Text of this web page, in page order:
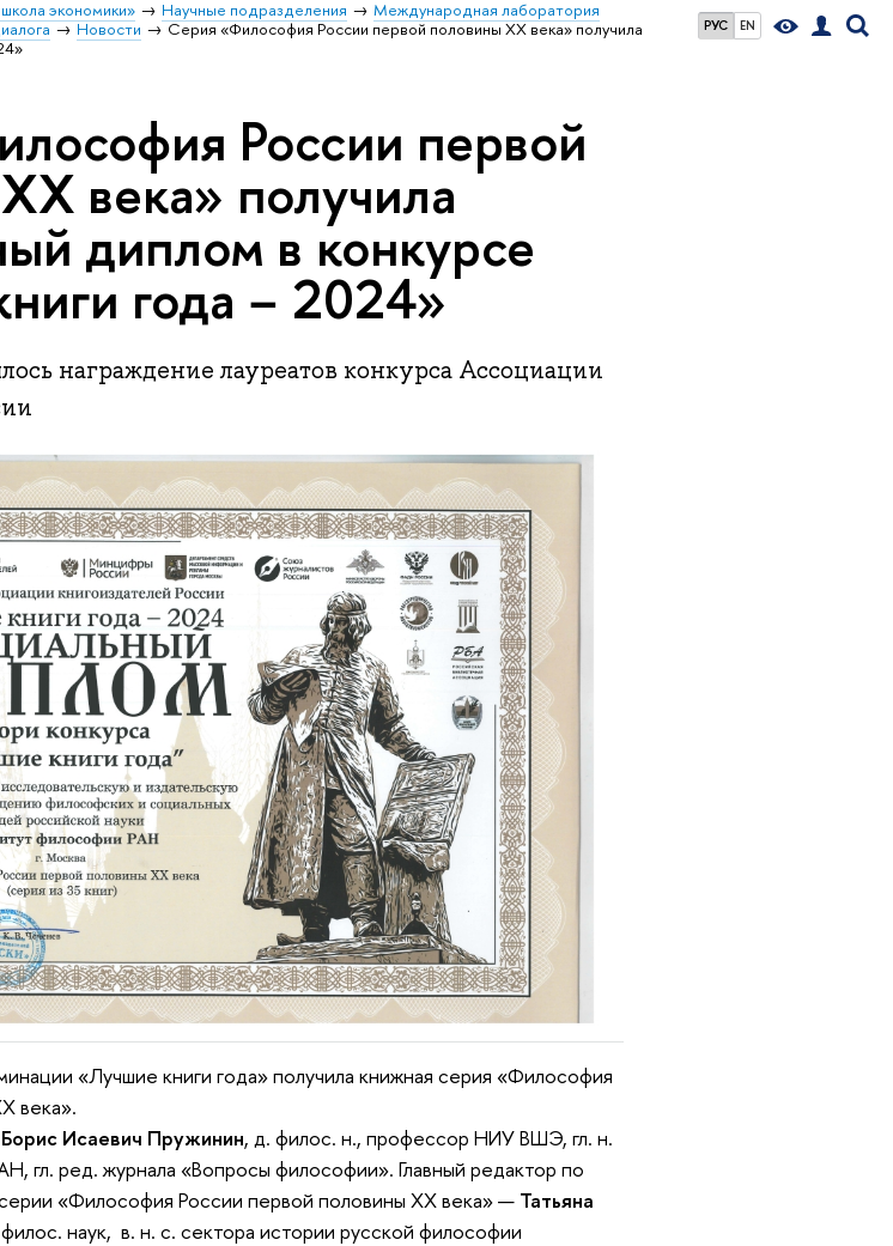
РУС EN
экономики» Научные подразделения
Международная лаборатория
Новости
Серия «Философия России первой половины ХХ века» получила
России первой
века» получила
диплом в конкурсе
года − 2024»
награждение лауреатов конкурса Ассоциации
«Лучшие книги года» получила книжная серия «Философия
века».
Борис Исаевич Пружинин, д. филос. н., профессор НИУ ВШЭ, гл. н.
гл. ред. журнала «Вопросы философии». Главный редактор по
«Философия России первой половины ХХ века» — Татьяна
наук, в. н. с. сектора истории русской философии